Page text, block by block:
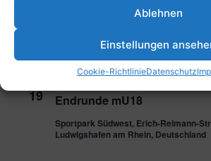
Ablehnen
Einstellungen
Cookie-RichtlinieDatenschutz
TFC – Eintracht Frankfurt (1.
Ludwigshafen am Rhein, Deutschland
19 Endrunde mU18
Sportpark Südwest, Erich-Reimann-
Ludwigshafen am Rhein, Deutschland